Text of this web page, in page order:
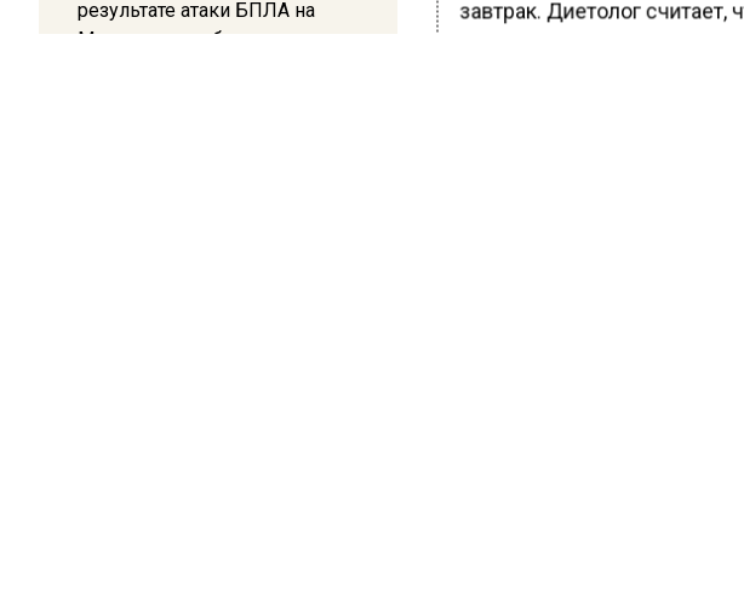
результате атаки БПЛА на
Московскую область
завтрак. Диетолог